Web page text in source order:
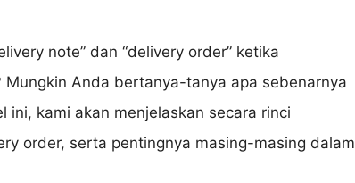
note” dan “delivery order” ketika
Anda bertanya-tanya apa sebenarnya
kami akan menjelaskan secara rinci
order, serta pentingnya masing-masing dalam